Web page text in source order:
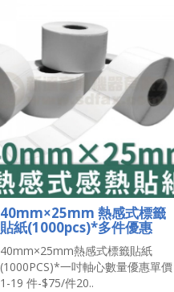
40mm×25mm 熱感式標籤
貼紙(1000pcs)*多件優惠
40mm×25mm熱感式標籤貼紙
(1000PCS)*一吋軸心數量優惠單價
1-19 件-$75/件20..